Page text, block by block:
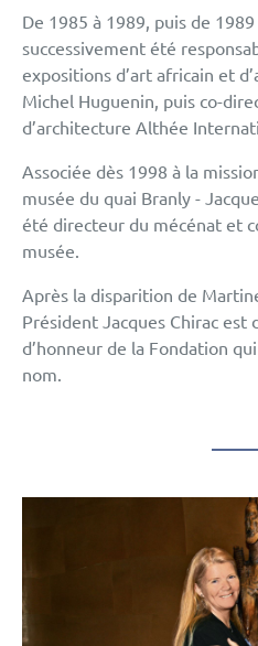
De 1985 à 1989, puis de
successivement été
expositions d’art africain et
Michel Huguenin, puis co-
d’architecture Althée
Associée dès 1998 à la
musée du quai Branly -
été directeur du mécénat et
musée.
Après la disparition de
Président Jacques Chirac est
d’honneur de la Fondation
nom.